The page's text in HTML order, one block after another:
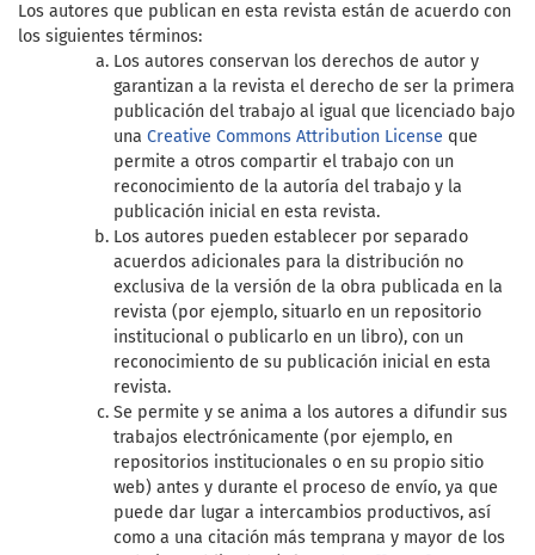
Los autores que publican en esta revista están de acuerdo con
los siguientes términos:
Los autores conservan los derechos de autor y
garantizan a la revista el derecho de ser la primera
publicación del trabajo al igual que licenciado bajo
una Creative Commons Attribution License que
permite a otros compartir el trabajo con un
reconocimiento de la autoría del trabajo y la
publicación inicial en esta revista.
Los autores pueden establecer por separado
acuerdos adicionales para la distribución no
exclusiva de la versión de la obra publicada en la
revista (por ejemplo, situarlo en un repositorio
institucional o publicarlo en un libro), con un
reconocimiento de su publicación inicial en esta
revista.
Se permite y se anima a los autores a difundir sus
trabajos electrónicamente (por ejemplo, en
repositorios institucionales o en su propio sitio
web) antes y durante el proceso de envío, ya que
puede dar lugar a intercambios productivos, así
como a una citación más temprana y mayor de los